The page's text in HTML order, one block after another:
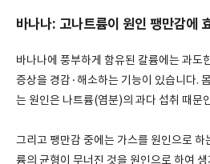
바나나: 고나트륨이 원인 팽만감에
바나나에 풍부하게 함유된 칼륨에는 과도
증상을 경감·해소하는 기능이 있습니다.
는 원인은 나트륨(염분)의 과다 섭취 때문
그리고 팽만감 중에는 가스를 원인으로
륨의 균형이 무너진 것을 원인으로 하여